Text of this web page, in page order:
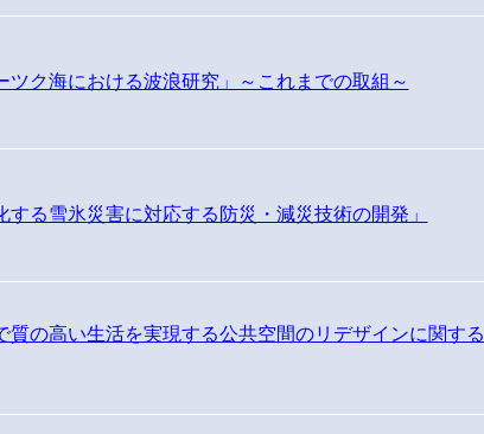
ツク海における波浪研究」～これまでの取組～
する雪氷災害に対応する防災・減災技術の開発」
質の高い生活を実現する公共空間のリデザインに関する